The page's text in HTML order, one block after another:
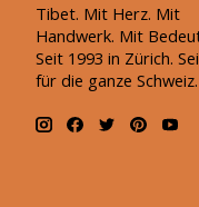
Tibet. Mit Herz. Mit
Handwerk. Mit
Seit 1993 in Zürich.
für die ganze Schweiz.